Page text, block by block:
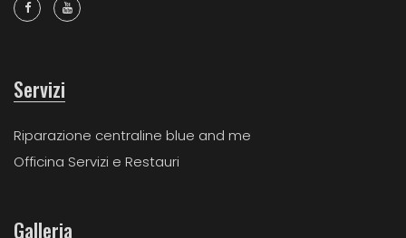
Servizi
Riparazione centraline blue and me
Officina Servizi e Restauri
Galleria